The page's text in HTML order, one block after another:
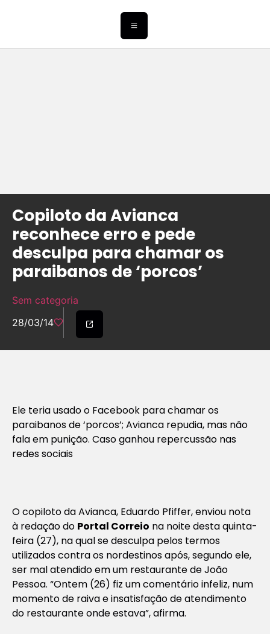
Copiloto da Avianca
reconhece erro e pede
desculpa para chamar os
paraibanos de ‘porcos’
Sem categoria
28/03/14
Ele teria usado o Facebook para chamar os
paraibanos de ‘porcos’; Avianca repudia, mas não
fala em punição. Caso ganhou repercussão nas
redes sociais
O copiloto da Avianca, Eduardo Pfiffer, enviou nota
à redação do Portal Correio na noite desta quinta-
feira (27), na qual se desculpa pelos termos
utilizados contra os nordestinos após, segundo ele,
ser mal atendido em um restaurante de João
Pessoa. “Ontem (26) fiz um comentário infeliz, num
momento de raiva e insatisfação de atendimento
do restaurante onde estava”, afirma.